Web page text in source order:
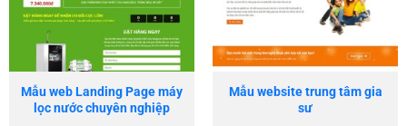
Mẫu web Landing Page máy
lọc nước chuyên nghiệp
Mẫu website trung tâm gia
sư